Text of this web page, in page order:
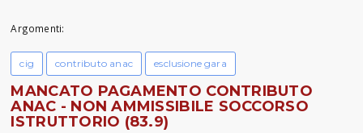
Argomenti:
cig contributo anac esclusione gara
MANCATO PAGAMENTO CONTRIBUTO
ANAC - NON AMMISSIBILE SOCCORSO
ISTRUTTORIO (83.9)